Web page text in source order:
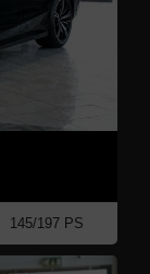
145/197 PS